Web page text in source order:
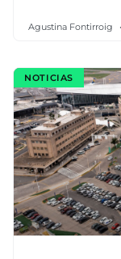
Agustina Fontirroig
NOTICIAS